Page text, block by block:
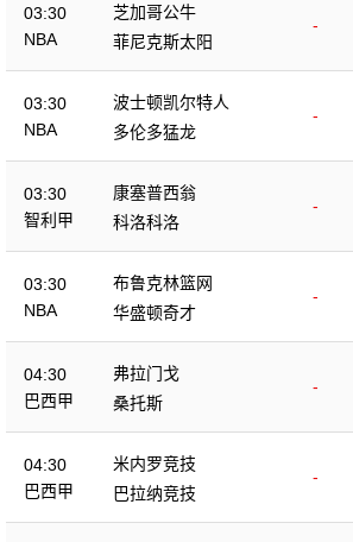
03:30
NBA
芝加哥公牛
-
菲尼克斯太阳
03:30
NBA
波士顿凯尔特人
-
多伦多猛龙
03:30
智利甲
康塞普西翁
-
科洛科洛
03:30
NBA
布鲁克林篮网
-
华盛顿奇才
04:30
巴西甲
弗拉门戈
-
桑托斯
04:30
巴西甲
米内罗竞技
-
巴拉纳竞技